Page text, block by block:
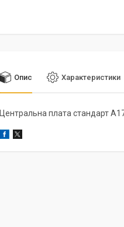
Опис Характеристики
Центральна плата стандарт